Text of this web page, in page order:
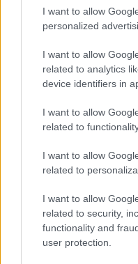
I want to allow
personalized
I want to allow
related to analytics
device identifiers in
I want to allow
related to
I want to allow
related to
I want to allow
related to security,
functionality and
user protection.
dialogo visivo tra i
Spina, fotografo
libri fotografici in cui
bellezza con la
congeniale. Un
modo di intendere la
quanto realizzato
Nazionale di Napoli.
è stata arricchita
“Volti di Roma alla
di Luigi Spina”, a cura
dello stesso Spina,